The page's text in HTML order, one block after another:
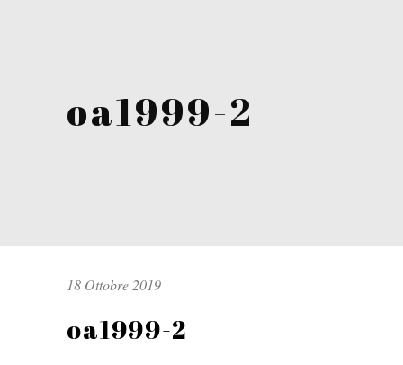
oa1999-2
18 Ottobre 2019
oa1999-2